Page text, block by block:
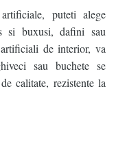
puteti alege
si buxusi, dafini sau
de interior, va
sau buchete se
calitate, rezistente la